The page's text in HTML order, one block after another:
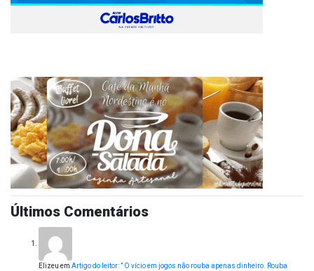
Últimos Comentários
Elizeu em Artigo do leitor: ” O vício em jogos não rouba apenas dinheiro. Rouba